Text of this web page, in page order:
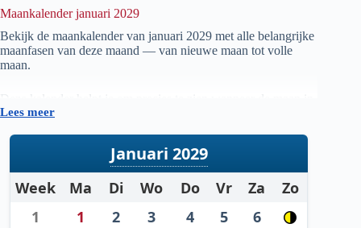
Maankalender januari 2029
Bekijk de maankalender van januari 2029 met alle belangrijke
maanfasen van deze maand — van nieuwe maan tot volle
maan.
Deze kalender helpt je om precies te zien wanneer de maan in
welke fase staat, handig voor iedereen die geïnteresseerd is in
weten wanneer de volgende volle maan zichtbaar is.
De gegevens worden automatisch bijgewerkt en zijn
gebaseerd op betrouwbare astronomische berekeningen. Zo
maand.
Lees meer
Januari 2029
Week Ma Di Wo Do Vr Za
Zo
1
1 2 3 4 5
6